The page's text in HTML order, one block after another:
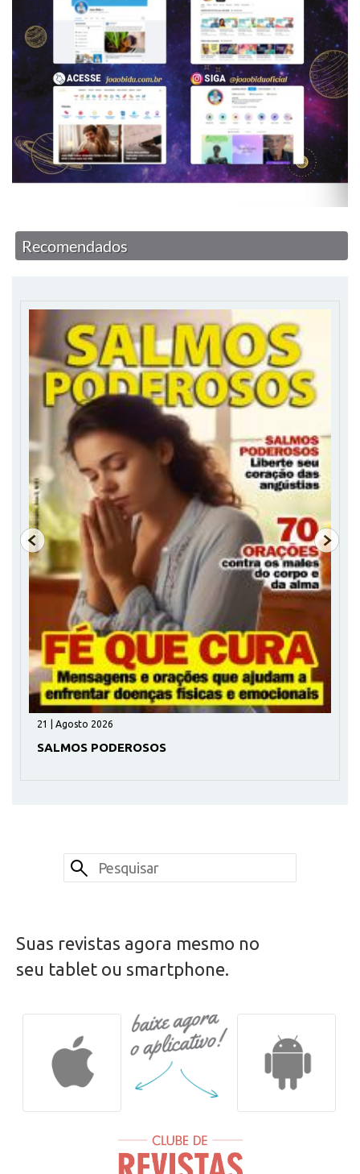
Recomendados
Suas revistas agora mesmo no
seu tablet ou smartphone.